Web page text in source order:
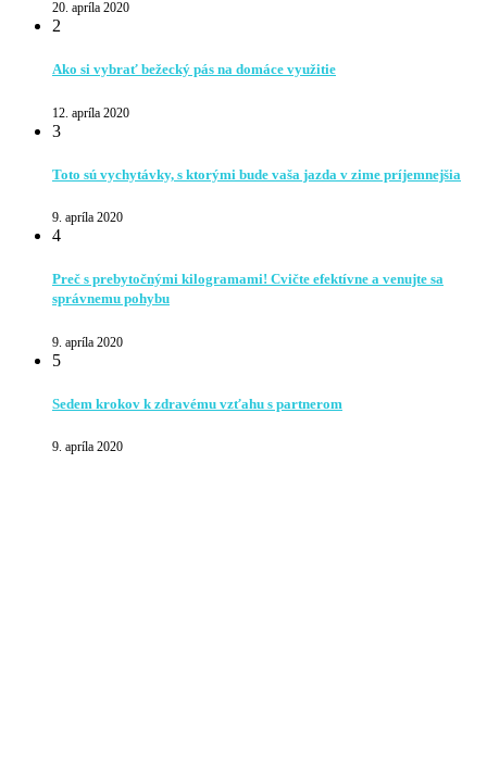
20. apríla 2020
2
Ako si vybrať bežecký pás na domáce využitie
12. apríla 2020
3
Toto sú vychytávky, s ktorými bude vaša jazda v zime príjemnejšia
9. apríla 2020
4
Preč s prebytočnými kilogramami! Cvičte efektívne a venujte sa
správnemu pohybu
9. apríla 2020
5
Sedem krokov k zdravému vzťahu s partnerom
9. apríla 2020